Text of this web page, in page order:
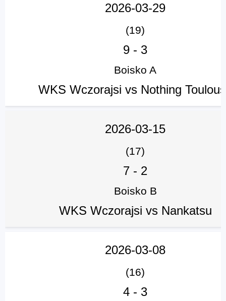
2026-03-29
(19)
9 - 3
Boisko A
WKS Wczorajsi vs Nothing
2026-03-15
(17)
7 - 2
Boisko B
WKS Wczorajsi vs Nankatsu
2026-03-08
(16)
4 - 3